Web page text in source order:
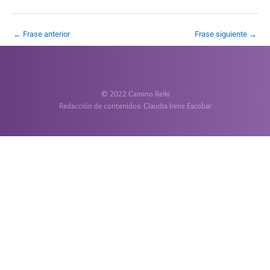
← Frase anterior Frase siguiente →
© 2022 Camino Reiki
Redacción de contenidos: Claudia Irene Escobar